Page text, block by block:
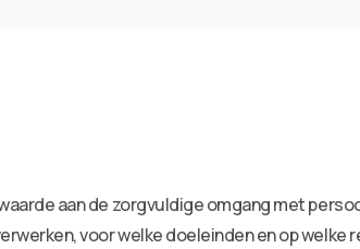
waarde aan de zorgvuldige omgang met
voor welke doeleinden en op